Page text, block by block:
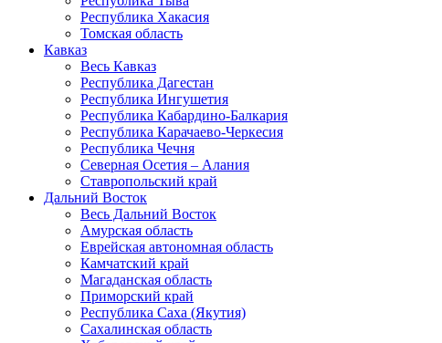
Республика Хакасия
Томская область
Кавказ
Весь Кавказ
Республика Дагестан
Республика Ингушетия
Республика Кабардино-Балкария
Республика Карачаево-Черкесия
Республика Чечня
Северная Осетия – Алания
Ставропольский край
Дальний Восток
Весь Дальний Восток
Амурская область
Еврейская автономная область
Камчатский край
Магаданская область
Приморский край
Республика Саха (Якутия)
Сахалинская область